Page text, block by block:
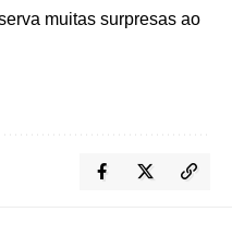
muitas surpresas ao